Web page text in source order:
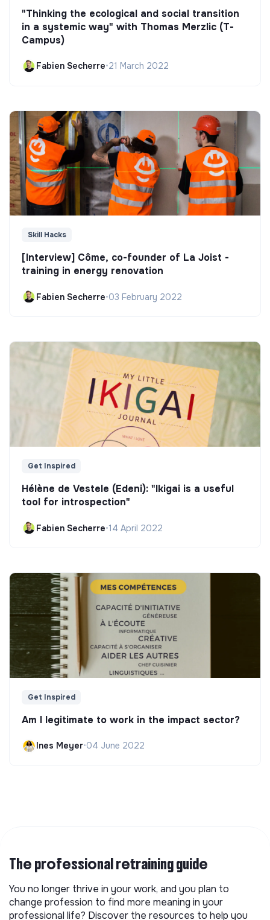
"Thinking the ecological and social transition
in a systemic way" with Thomas Merzlic (T-
Campus)
Fabien Secherre•21 March 2022
Skill Hacks
[Interview] Côme, co-founder of La Joist -
training in energy renovation
Fabien Secherre•03 February 2022
Get Inspired
Hélène de Vestele (Edeni): "Ikigai is a useful
tool for introspection"
Fabien Secherre•14 April 2022
Get Inspired
Am I legitimate to work in the impact sector?
Ines Meyer•04 June 2022
The professional retraining guide
You no longer thrive in your work, and you plan to
change profession to find more meaning in your
professional life? Discover the resources to help you